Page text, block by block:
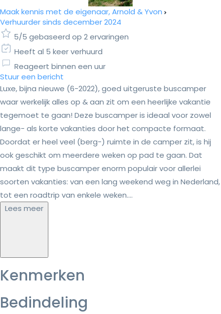
Maak kennis met de eigenaar, Arnold & Yvon
Verhuurder sinds december 2024
5/5 gebaseerd op 2 ervaringen
Heeft al 5 keer verhuurd
Reageert binnen een uur
Stuur een bericht
Luxe, bijna nieuwe (6-2022), goed uitgeruste buscamper
waar werkelijk alles op & aan zit om een heerlijke vakantie
tegemoet te gaan! Deze buscamper is ideaal voor zowel
lange- als korte vakanties door het compacte formaat.
Doordat er heel veel (berg-) ruimte in de camper zit, is hij
ook geschikt om meerdere weken op pad te gaan. Dat
maakt dit type buscamper enorm populair voor allerlei
soorten vakanties: van een lang weekend weg in Nederland,
tot een roadtrip van enkele weken....
Lees meer
Kenmerken
Bedindeling